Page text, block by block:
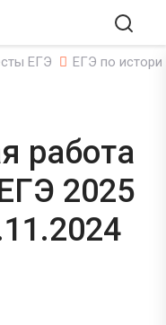
ЕГЭ ЕГЭ по
работа
2025